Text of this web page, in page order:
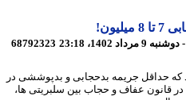
68792323
جریمه بدحجابی و بدپوششی در
- در قانون عفاف و حجاب بین سلبریتی ها،